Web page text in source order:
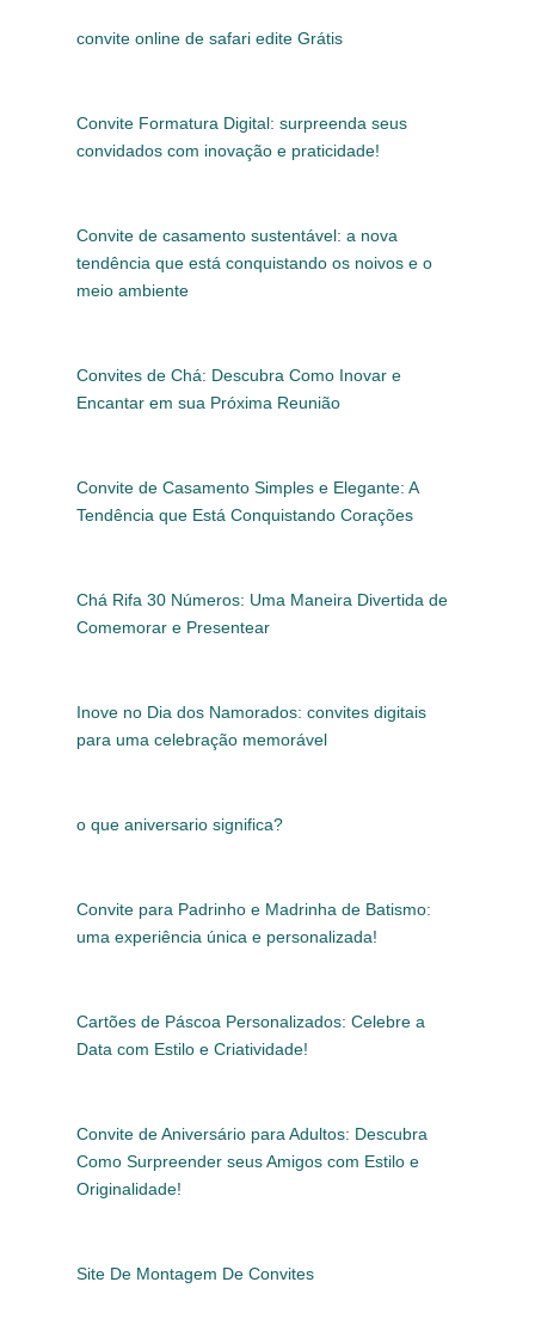
convite online de safari edite Grátis
Convite Formatura Digital: surpreenda seus
convidados com inovação e praticidade!
Convite de casamento sustentável: a nova
tendência que está conquistando os noivos e o
meio ambiente
Convites de Chá: Descubra Como Inovar e
Encantar em sua Próxima Reunião
Convite de Casamento Simples e Elegante: A
Tendência que Está Conquistando Corações
Chá Rifa 30 Números: Uma Maneira Divertida de
Comemorar e Presentear
Inove no Dia dos Namorados: convites digitais
para uma celebração memorável
o que aniversario significa?
Convite para Padrinho e Madrinha de Batismo:
uma experiência única e personalizada!
Cartões de Páscoa Personalizados: Celebre a
Data com Estilo e Criatividade!
Convite de Aniversário para Adultos: Descubra
Como Surpreender seus Amigos com Estilo e
Originalidade!
Site De Montagem De Convites